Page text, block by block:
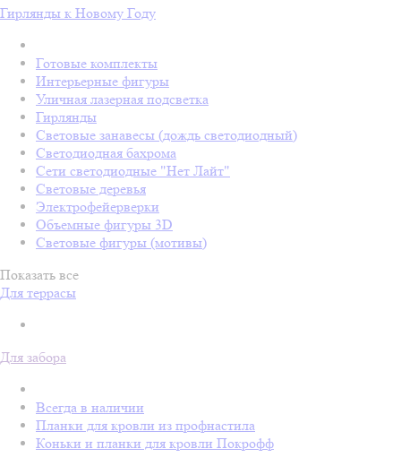
Гирлянды к Новому Году
Готовые комплекты
Интерьерные фигуры
Уличная лазерная подсветка
Гирлянды
Световые занавесы (дождь светодиодный)
Светодиодная бахрома
Сети светодиодные "Нет Лайт"
Световые деревья
Электрофейерверки
Объемные фигуры 3D
Световые фигуры (мотивы)
Показать все
Для террасы
Для забора
Всегда в наличии
Планки для кровли из профнастила
Коньки и планки для кровли Покрофф